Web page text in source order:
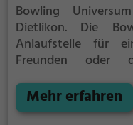
Bowling
Dietlikon. Die
Anlaufstelle für
Freunden oder
kalten Tagen eine
sportliche
Mehr erfahren